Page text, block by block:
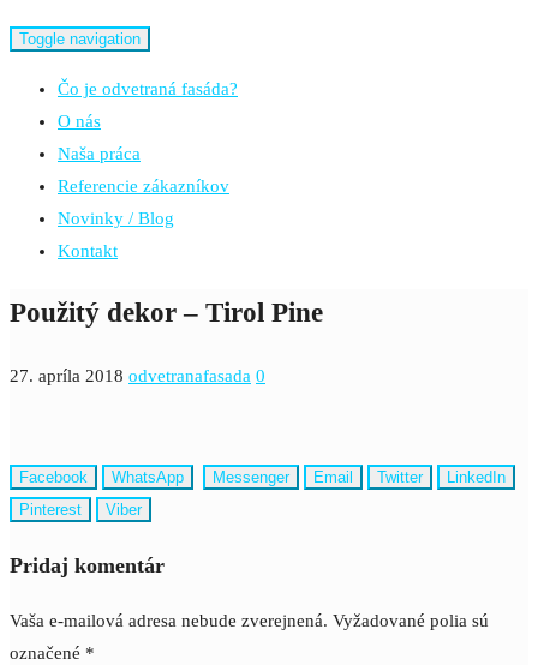
Toggle navigation
Čo je odvetraná fasáda?
O nás
Naša práca
Referencie zákazníkov
Novinky / Blog
Kontakt
Použitý dekor – Tirol Pine
27. apríla 2018 odvetranafasada 0
Facebook WhatsApp Messenger Email Twitter
LinkedIn
Pinterest
Viber
Pridaj komentár
Vaša e-mailová adresa nebude zverejnená. Vyžadované polia sú
označené *